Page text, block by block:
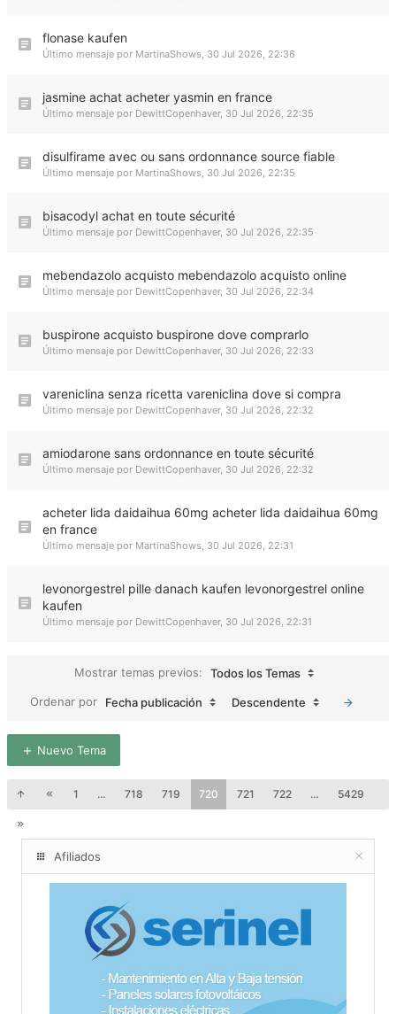
flonase kaufen
Último mensaje por MartinaShows, 30 Jul 2026, 22:36
jasmine achat acheter yasmin en france
Último mensaje por DewittCopenhaver, 30 Jul 2026, 22:35
disulfirame avec ou sans ordonnance source fiable
Último mensaje por MartinaShows, 30 Jul 2026, 22:35
bisacodyl achat en toute sécurité
Último mensaje por DewittCopenhaver, 30 Jul 2026, 22:35
mebendazolo acquisto mebendazolo acquisto online
Último mensaje por DewittCopenhaver, 30 Jul 2026, 22:34
buspirone acquisto buspirone dove comprarlo
Último mensaje por DewittCopenhaver, 30 Jul 2026, 22:33
vareniclina senza ricetta vareniclina dove si compra
Último mensaje por DewittCopenhaver, 30 Jul 2026, 22:32
amiodarone sans ordonnance en toute sécurité
Último mensaje por DewittCopenhaver, 30 Jul 2026, 22:32
acheter lida daidaihua 60mg acheter lida daidaihua 60mg
en france
Último mensaje por MartinaShows, 30 Jul 2026, 22:31
levonorgestrel pille danach kaufen levonorgestrel online
kaufen
Último mensaje por DewittCopenhaver, 30 Jul 2026, 22:31
Mostrar temas previos:
Todos los Temas
Ordenar por
Fecha publicación Descendente
Nuevo Tema
1 … 718 719 720 721 722 … 5429
Afiliados